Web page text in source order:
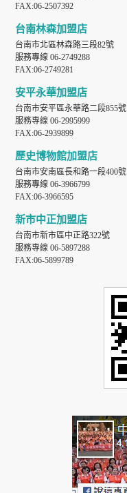
FAX:06-2507392
台南林森加盟店
台南市北區林森路三段82號
服務專線 06-2749288
FAX:06-2749281
安平永華加盟店
台南市安平區永華路二段855號
服務專線 06-2995999
FAX:06-2939899
歷史博物館加盟店
台南市安南區長和路一段400號
服務專線 06-3966799
FAX:06-3966595
新市中正加盟店
台南市新市區中正路322號
服務專線 06-5897288
FAX:06-5899789